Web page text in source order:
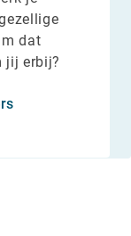
dat
jij erbij?